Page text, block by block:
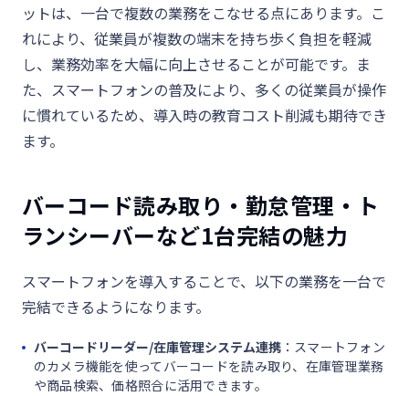
ットは、一台で複数の業務をこなせる点にあります。こ
れにより、従業員が複数の端末を持ち歩く負担を軽減
し、業務効率を大幅に向上させることが可能です。ま
た、スマートフォンの普及により、多くの従業員が操作
に慣れているため、導入時の教育コスト削減も期待でき
ます。
バーコード読み取り・勤怠管理・ト
ランシーバーなど1台完結の魅力
スマートフォンを導入することで、以下の業務を一台で
完結できるようになります。
バーコードリーダー/在庫管理システム連携：スマートフォン
のカメラ機能を使ってバーコードを読み取り、在庫管理業務
や商品検索、価格照合に活用できます。